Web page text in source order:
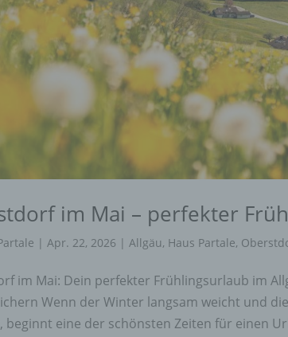
im Mai – perfekter
|Apr. 22, 2026 |Allgäu, Haus Partale,
im Mai: Dein perfekter Frühlingsurlaub im
Wenn der Winter langsam weicht und
beginnt eine der schönsten Zeiten für einen